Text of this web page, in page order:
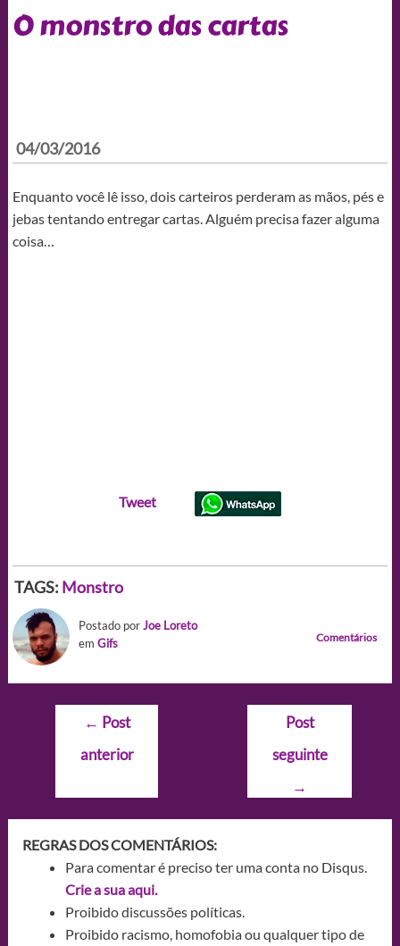
O monstro das cartas
04/03/2016
Enquanto você lê isso, dois carteiros perderam as mãos, pés e
jebas tentando entregar cartas. Alguém precisa fazer alguma
coisa…
Tweet
TAGS: Monstro
Postado porJoe Loreto
em Gifs Comentários
Navegação
Post
← Post
anterior
Post
seguinte
→
REGRAS DOS COMENTÁRIOS:
Para comentar é preciso ter uma conta no Disqus.
Crie a sua aqui.
Proibido discussões políticas.
Proibido racismo, homofobia ou qualquer tipo de